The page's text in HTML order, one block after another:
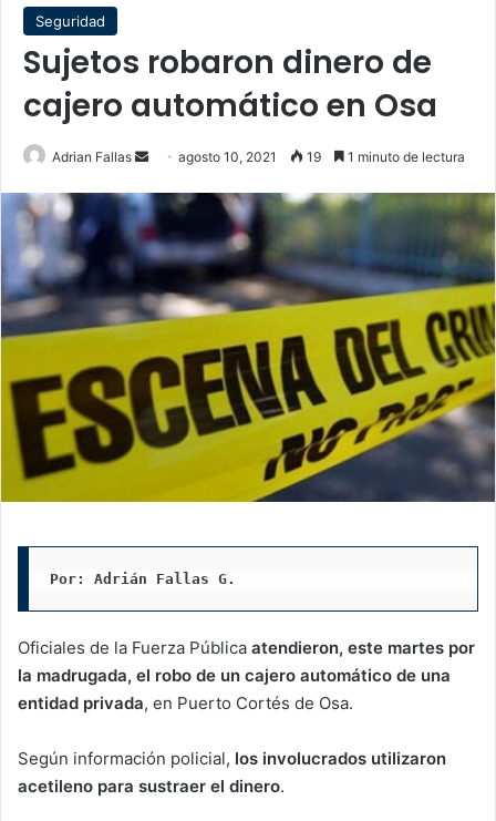
Seguridad
Sujetos robaron dinero de
cajero automático en Osa
Adrian Fallas
Send
email
agosto 10, 2021 19 1 minuto de lectura
Por: Adrián Fallas G.
Oficiales de la Fuerza Pública atendieron, este martes por
la madrugada, el robo de un cajero automático de una
entidad privada, en Puerto Cortés de Osa.
Según información policial, los involucrados utilizaron
acetileno para sustraer el dinero.